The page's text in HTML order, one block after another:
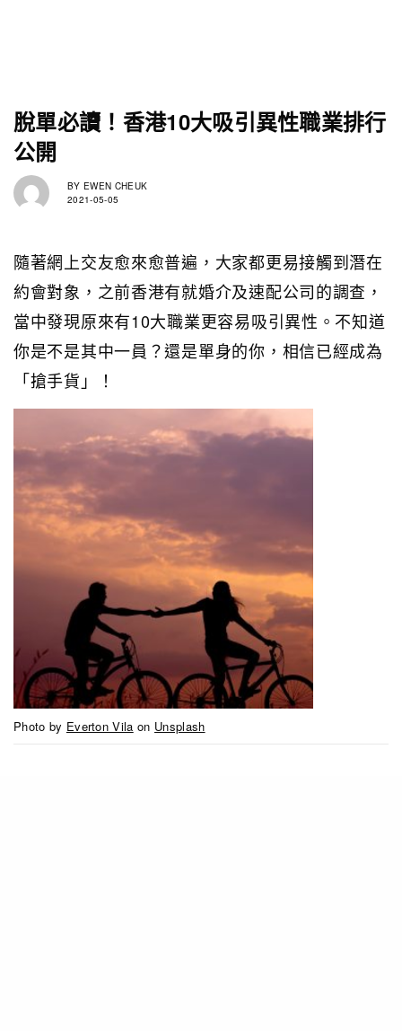
脫單必讀！香港10大吸引異性職業排行
公開
BY EWEN CHEUK
2021-05-05
隨著網上交友愈來愈普遍，大家都更易接觸到潛在
約會對象，之前香港有就婚介及速配公司的調查，
當中發現原來有10大職業更容易吸引異性。不知道
你是不是其中一員？還是單身的你，相信已經成為
「搶手貨」！
Photo by Everton Vila on Unsplash